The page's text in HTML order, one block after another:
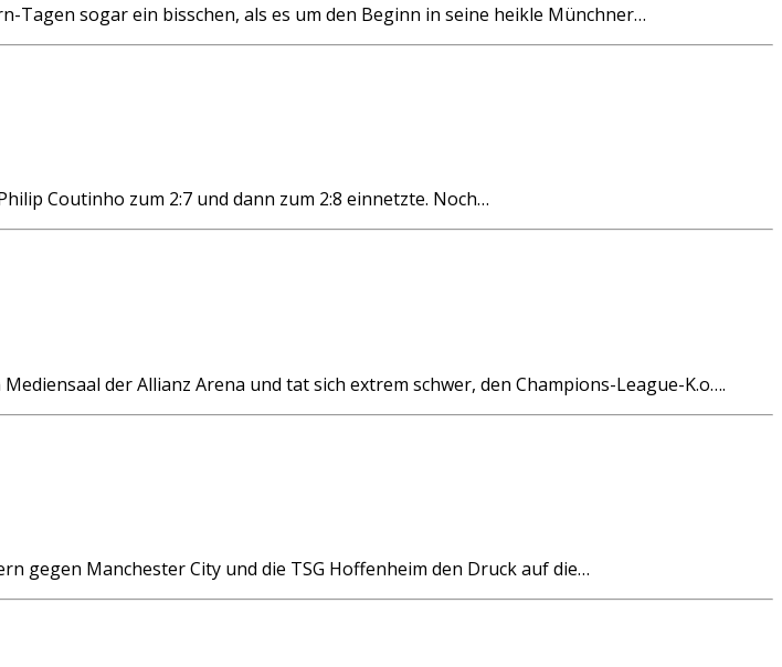
Tagen sogar ein bisschen, als es um den Beginn in seine heikle Münchner…
Coutinho zum 2:7 und dann zum 2:8 einnetzte. Noch…
der Allianz Arena und tat sich extrem schwer, den Champions-League-K.o….
gegen Manchester City und die TSG Hoffenheim den Druck auf die…